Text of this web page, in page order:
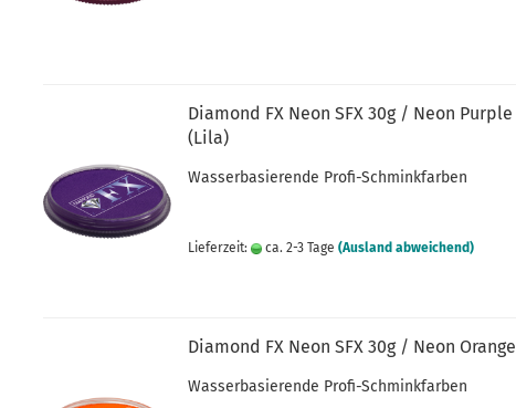
Diamond FX Neon SFX 30g / Neon Purple
(Lila)
Wasserbasierende Profi-Schminkfarben
Lieferzeit: ca. 2-3 Tage (Ausland abweichend)
Diamond FX Neon SFX 30g / Neon Orange
Wasserbasierende Profi-Schminkfarben